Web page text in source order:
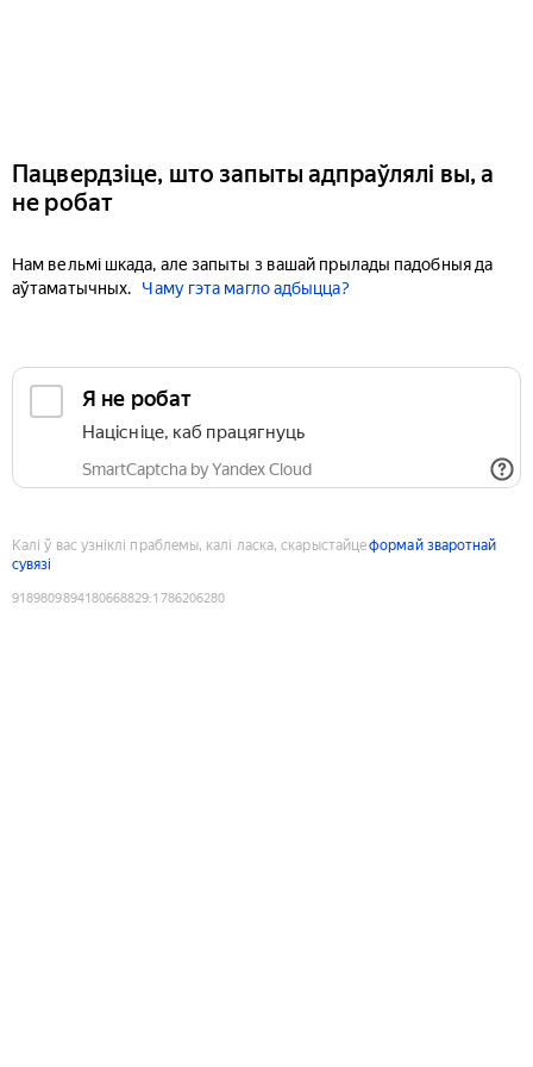
Пацвердзіце, што запыты адпраўлялі вы, а
не робат
Нам вельмі шкада, але запыты з вашай прылады падобныя да
аўтаматычных.
Чаму гэта магло адбыцца?
Я не робат
Націсніце, каб працягнуць
SmartCaptcha by Yandex Cloud
Калі ў вас узніклі праблемы, калі ласка, скарыстайцеформай зваротнай
сувязі
9189809894180668829:1786206280